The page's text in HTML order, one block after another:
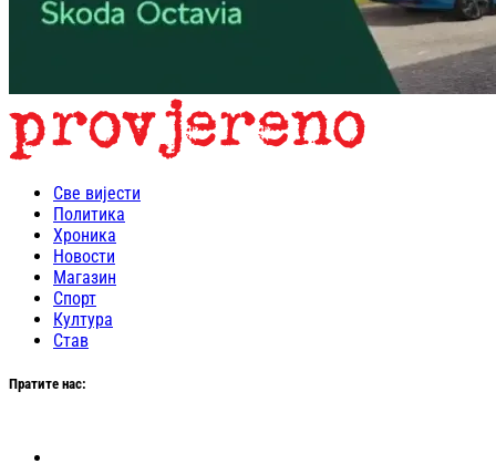
Све вијести
Политика
Хроника
Новости
Магазин
Спорт
Култура
Став
Пратите нас: